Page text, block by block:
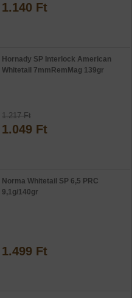
1.140 Ft
Hornady SP Interlock American
Whitetail 7mmRemMag 139gr
1.217 Ft
1.049 Ft
Norma Whitetail SP 6,5 PRC
9,1g/140gr
1.499 Ft